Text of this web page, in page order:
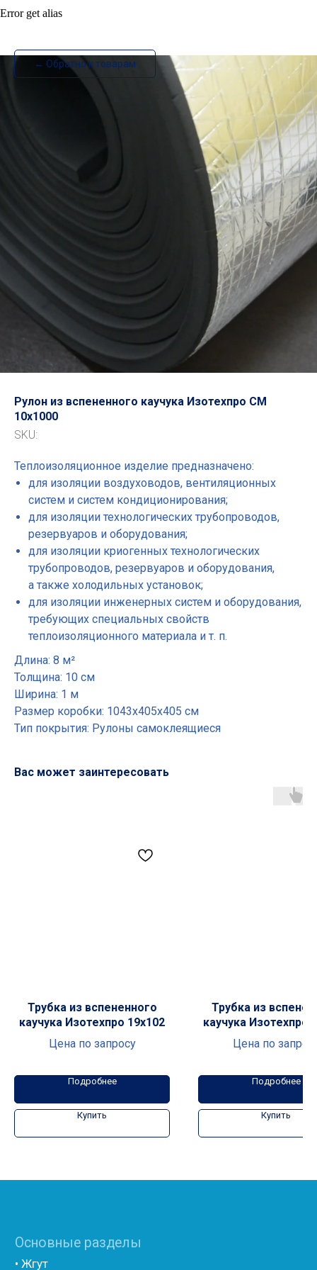
ИзотехПро
← Обратно к товарам
Error get alias
Рулон из вспененного каучука Изотехпро СМ
10x1000
SKU:
Теплоизоляционное изделие предназначено:
для изоляции воздуховодов, вентиляционных
систем и систем кондиционирования;
для изоляции технологических трубопроводов,
резервуаров и оборудования;
для изоляции криогенных технологических
трубопроводов, резервуаров и оборудования,
а также холодильных установок;
для изоляции инженерных систем и оборудования,
требующих специальных свойств
теплоизоляционного материала и т. п.
Длина: 8 м²
Толщина: 10 см
Ширина: 1 м
Размер коробки: 1043х405х405 см
Тип покрытия: Рулоны самоклеящиеся
Вас может заинтересовать
Трубка из вспененного
каучука Изотехпро 19x102
Цена по запросу
Подробнее
Купить
Трубка из
каучука Изотехпро
Цена по
Подробнее
Купить
• Лента для пола
• Лента для теплого пола
• Лента для стяжки
• Лента самоклеющаяся
• Полиэтилен с односторонним ламинированием
• Полиэтилен с односторонним ламинированием AL
фольгой
• Полиэтилен с двухсторонним ламинированием AL
• Полиэтилен ламинированием AL фольгой
(самоклеющийся)
• Вспененный полиэтилен для упаковки НПЭ